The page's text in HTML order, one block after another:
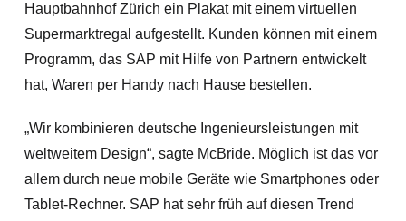
Hauptbahnhof Zürich ein Plakat mit einem virtuellen
Supermarktregal aufgestellt. Kunden können mit einem
Programm, das SAP mit Hilfe von Partnern entwickelt
hat, Waren per Handy nach Hause bestellen.
„Wir kombinieren deutsche Ingenieursleistungen mit
weltweitem Design“, sagte McBride. Möglich ist das vor
allem durch neue mobile Geräte wie Smartphones oder
Tablet-Rechner. SAP hat sehr früh auf diesen Trend